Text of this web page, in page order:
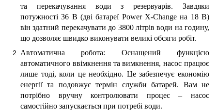
та перекачування води з резервуарів. Завдяки
потужності 36 В (дві батареї Power X-Change на 18 В)
він здатний перекачувати до 3800 літрів води на годину,
що дозволяє швидко виконувати великі обсяги робіт.
Автоматична робота: Оснащений функцією
автоматичного ввімкнення та вимкнення, насос працює
лише тоді, коли це необхідно. Це забезпечує економію
енергії та подовжує термін служби батарей. Вам не
потрібно вручну контролювати процес – насос
самостійно запускається при потребі води.